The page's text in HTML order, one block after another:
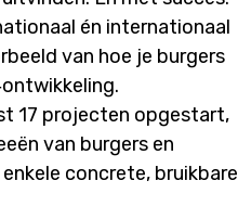
én internationaal
van hoe je burgers
17 projecten opgestart,
van burgers en
concrete, bruikbare